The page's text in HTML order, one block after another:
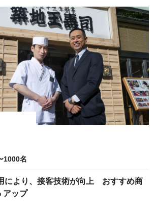
1000名
により、接客技術が向上 おすすめ商
アップ